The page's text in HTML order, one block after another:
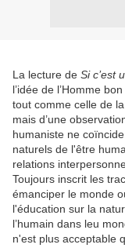
La lecture de Si c’est
l’idée de l’Homme
tout comme celle de
mais d’une
humaniste ne
naturels de l'être
relations
Toujours inscrit les
émanciper le monde
l'éducation sur la
l’humain dans leu
n'est plus acceptable